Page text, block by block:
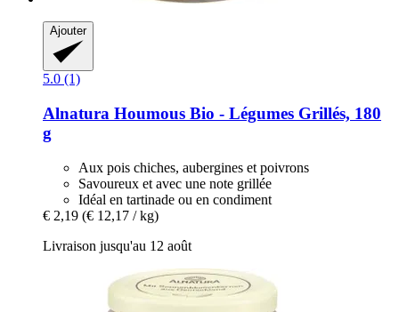
Ajouter
5.0 (1)
Alnatura Houmous Bio -​ Légumes Grillés, 180
g
Aux pois chiches, aubergines et poivrons
Savoureux et avec une note grillée
Idéal en tartinade ou en condiment
€ 2,19 (€ 12,17 / kg)
Livraison jusqu'au 12 août